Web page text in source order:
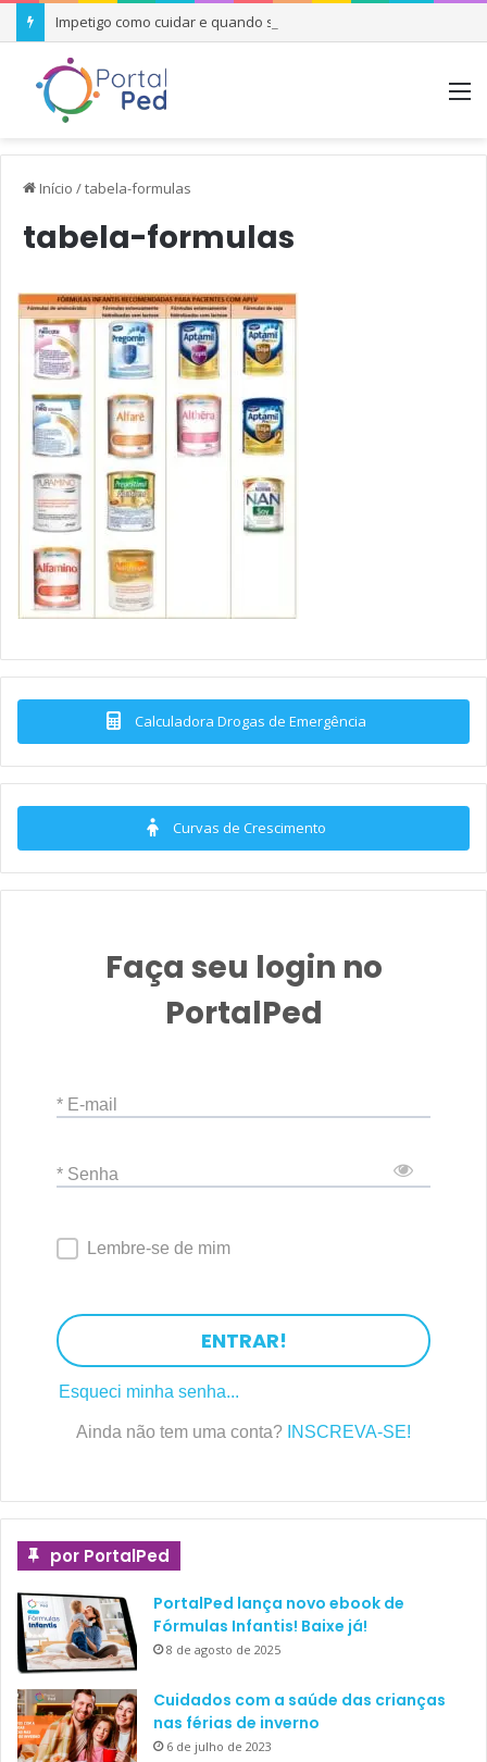
Impetigo como cuidar e quando se preocupar
Início /tabela-formulas
tabela-formulas
Calculadora Drogas de Emergência
Curvas de Crescimento
Faça seu login no
PortalPed
* E-mail
* Senha
Lembre-se de mim
ENTRAR!
Esqueci minha senha...
Ainda não tem uma conta? INSCREVA-SE!
por PortalPed
PortalPed lança novo ebook de
Fórmulas Infantis! Baixe já!
8 de agosto de 2025
Cuidados com a saúde das crianças
nas férias de inverno
6 de julho de 2023